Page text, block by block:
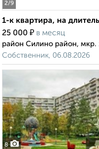
2/9
1-к квартира, на
25 000 ₽ в месяц
район Силино район, мкр.
Собственник, 06.08.2026
8